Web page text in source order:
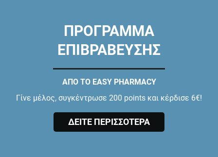
ΠΡΟΓΡΑΜΜΑ
ΕΠΙΒΡΑΒΕΥΣΗΣ
ΑΠΟ ΤΟ EASY PHARMACY
Γίνε μέλος, συγκέντρωσε 200 points και κέρδισε 6€!
ΔΕΙΤΕ ΠΕΡΙΣΣΟΤΕΡΑ